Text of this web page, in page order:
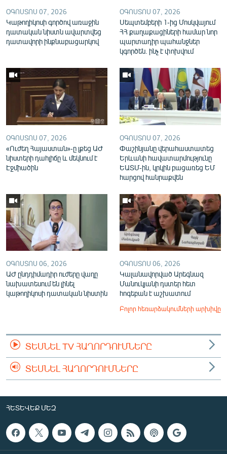
English
Русский
«Ազատության» բոլոր կայքերը
ՕԳՈՍՏՈՍ 07, 2026
Կաթողիկոսի գործով առաջին
դատական նիստն ավարտվեց
դատավորի ինքնաբացարկով
ՕԳՈՍՏՈՍ 07, 2026
Սեպտեմբերի 1-ից Մոսկվայում
ՀՀ քաղաքացիների համար նոր
պարտադիր պահանջներ
կգործեն. ինչ է փոխվում
ՕԳՈՍՏՈՍ 07, 2026
«Ուժեղ Հայաստան»-ը լքեց ԱԺ
նիստերի դահլիճը և մեկնում է
Էջմիածին
ՕԳՈՍՏՈՍ 07, 2026
Փաշինյանը վերահաստատեց
Երևանի հավատարմությունը
ԵԱՏՄ-ին, կրկին բացառեց ԵՄ
հարցով հանրաքվեն
ՕԳՈՍՏՈՍ 06, 2026
ԱԺ ընդդիմադիր ուժերը վաղը
նախատեսում են լինել
կաթողիկոսի դատական նիստին
ՕԳՈՍՏՈՍ 06, 2026
Կալանավորված Արեգնազ
Մանուկյանի դստեր հետ
հոգեբան է աշխատում
Բոլոր հեռարձակումների արխիվը
ՏԵՍՆԵԼ TV ՀԱՂՈՐԴՈՒՄՆԵՐԸ
ՏԵՍՆԵԼ ՀԱՂՈՐԴՈՒՄՆԵՐԸ
ՀԵՏԵՎԵՔ ՄԵԶ